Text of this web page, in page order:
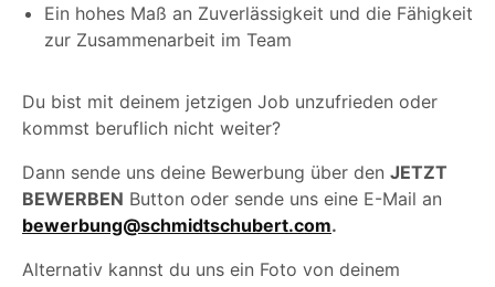
Ein hohes Maß an Zuverlässigkeit und die Fähigkeit
zur Zusammenarbeit im Team
Du bist mit deinem jetzigen Job unzufrieden oder
kommst beruflich nicht weiter?
Dann sende uns deine Bewerbung über den JETZT
BEWERBEN Button oder sende uns eine E-Mail an
bewerbung@schmidtschubert.com.
Alternativ kannst du uns ein Foto von deinem